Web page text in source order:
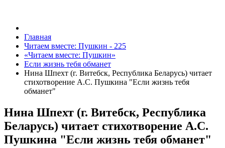
Главная
Читаем вместе: Пушкин - 225
«Читаем вместе: Пушкин»
Если жизнь тебя обманет
Нина Шпехт (г. Витебск, Республика Беларусь) читает
стихотворение А.С. Пушкина "Если жизнь тебя
обманет"
Нина Шпехт (г. Витебск, Республика
Беларусь) читает стихотворение А.С.
Пушкина "Если жизнь тебя обманет"